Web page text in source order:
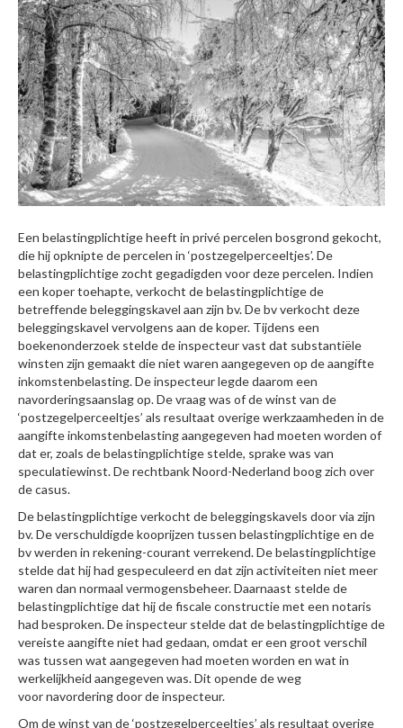
Een belastingplichtige heeft in privé percelen bosgrond gekocht,
die hij opknipte de percelen in ‘postzegelperceeltjes’. De
belastingplichtige zocht gegadigden voor deze percelen. Indien
een koper toehapte, verkocht de belastingplichtige de
betreffende beleggingskavel aan zijn bv. De bv verkocht deze
beleggingskavel vervolgens aan de koper. Tijdens een
boekenonderzoek stelde de inspecteur vast dat substantiële
winsten zijn gemaakt die niet waren aangegeven op de aangifte
inkomstenbelasting. De inspecteur legde daarom een
navorderingsaanslag op. De vraag was of de winst van de
‘postzegelperceeltjes’ als resultaat overige werkzaamheden in de
aangifte inkomstenbelasting aangegeven had moeten worden of
dat er, zoals de belastingplichtige stelde, sprake was van
speculatiewinst. De rechtbank Noord-Nederland boog zich over
de casus.
De belastingplichtige verkocht de beleggingskavels door via zijn
bv. De verschuldigde kooprijzen tussen belastingplichtige en de
bv werden in rekening-courant verrekend. De belastingplichtige
stelde dat hij had gespeculeerd en dat zijn activiteiten niet meer
waren dan normaal vermogensbeheer. Daarnaast stelde de
belastingplichtige dat hij de fiscale constructie met een notaris
had besproken. De inspecteur stelde dat de belastingplichtige de
vereiste aangifte niet had gedaan, omdat er een groot verschil
was tussen wat aangegeven had moeten worden en wat in
werkelijkheid aangegeven was. Dit opende de weg
voor navordering door de inspecteur.
Om de winst van de ‘postzegelperceeltjes’ als resultaat overige